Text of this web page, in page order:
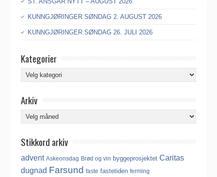
KUNNGJØRINGER SØNDAG 2. AUGUST 2026
KUNNGJØRINGER SØNDAG 26. JULI 2026
Kategorier
Kategorier
Arkiv
Arkiv
Stikkord arkiv
advent Askeonsdag Brød og vin byggeprosjektet Caritas
dugnad Farsund faste fastetiden ferming